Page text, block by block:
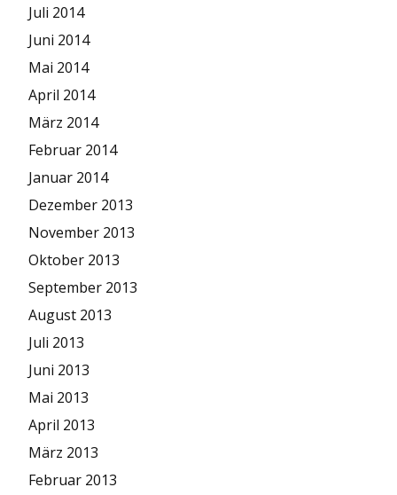
Juli 2014
Juni 2014
Mai 2014
April 2014
März 2014
Februar 2014
Januar 2014
Dezember 2013
November 2013
Oktober 2013
September 2013
August 2013
Juli 2013
Juni 2013
Mai 2013
April 2013
März 2013
Februar 2013